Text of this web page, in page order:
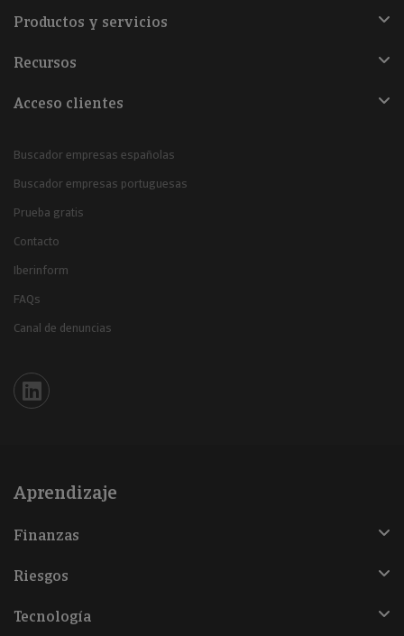
Productos y servicios
Recursos
Acceso clientes
Buscador empresas españolas
Buscador empresas portuguesas
Prueba gratis
Contacto
Iberinform
FAQs
Canal de denuncias
Iberinform en Linkedin
Aprendizaje
Finanzas
Riesgos
Tecnología